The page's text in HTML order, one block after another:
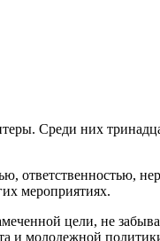
Среди них
ответственностью,
мероприятиях.
цели, не
и молодежной